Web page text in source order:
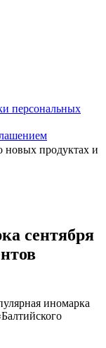
персональных
новых продуктах и
сентября
иномарка